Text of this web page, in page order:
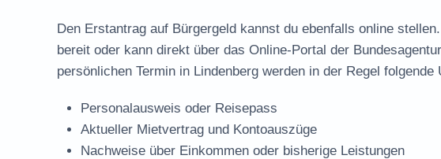
Den Erstantrag auf Bürgergeld kannst du ebenfalls online
bereit oder kann direkt über das Online-Portal der
persönlichen Termin in Lindenberg werden in der Regel folgende
Personalausweis oder Reisepass
Aktueller Mietvertrag und Kontoauszüge
Nachweise über Einkommen oder bisherige Leistungen